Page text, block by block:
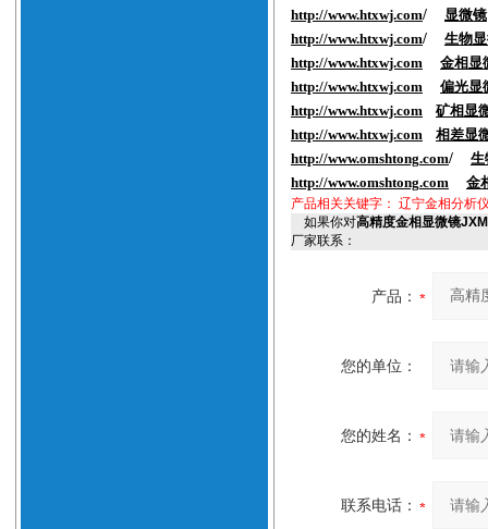
http://www.htxwj.com/
显微镜
http://www.htxwj.com/
生物
http://www.htxwj.com
金相显
http://www.htxwj.com
偏光显
http://www.htxwj.com
矿相显
http://www.htxwj.com
相差显
http://www.omshtong.com/
生
http://www.omshtong.com 金
产品相关关键字： 辽宁金相分析
如果你对高精度金相显微镜
厂家联系：
产品：
您的单位：
您的姓名：
联系电话：